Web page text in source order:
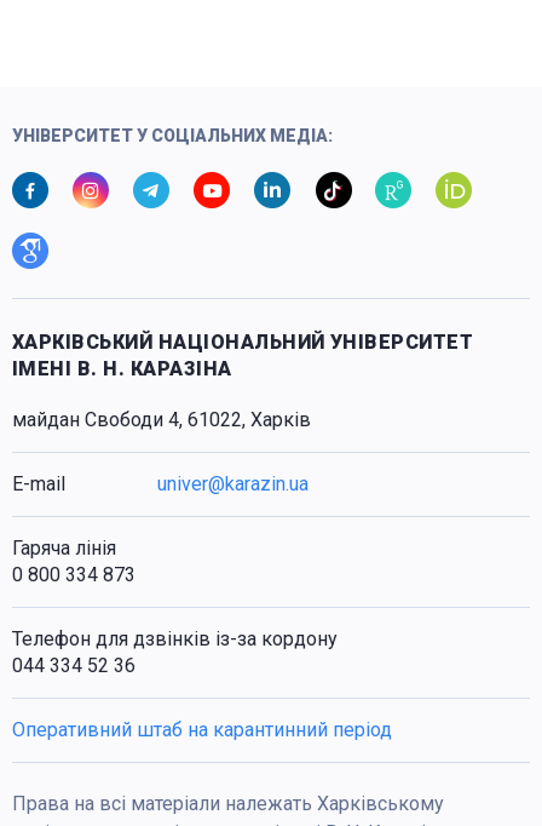
УНІВЕРСИТЕТ У СОЦІАЛЬНИХ МЕДІА:
ХАРКІВСЬКИЙ НАЦІОНАЛЬНИЙ УНІВЕРСИТЕТ
ІМЕНІ В. Н. КАРАЗІНА
майдан Свободи 4, 61022, Харків
E-mail univer@karazin.ua
Гаряча лінія
0 800 334 873
Телефон для дзвінків із-за кордону
044 334 52 36
Оперативний штаб на карантинний період
Права на всі матеріали належать Харківському